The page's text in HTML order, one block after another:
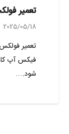
تعمیر
2025/05/18
تعمیر
فیکس آپ
شود.…